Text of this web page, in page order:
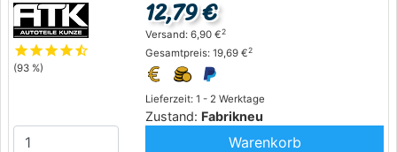
starstarstarstarstar_half
(93 %)
Lieferzeit: 1 - 2 Werktage
Zustand: Fabrikneu
12,79 €
Versand: 6,90 €2
Gesamtpreis: 19,69 €2
Warenkorb